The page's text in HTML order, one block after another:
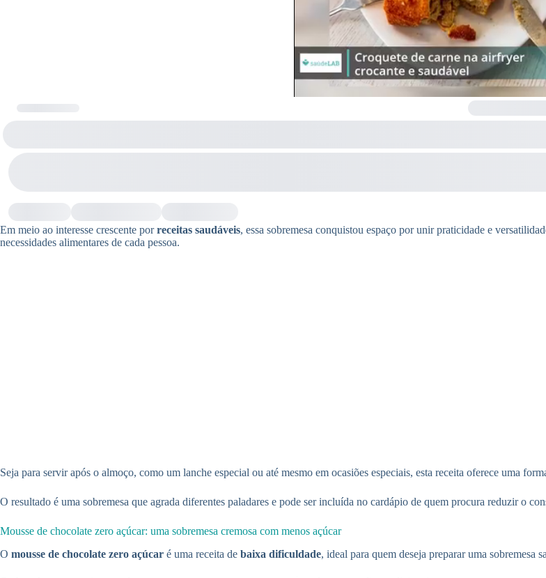
Em meio ao interesse crescente porreceitas saudáveis, essa sobremesa conquistou espaço por unir praticidade e
necessidades alimentares de cada pessoa.
Seja para servir após o almoço, como um lanche especial ou até mesmo em ocasiões especiais, esta receita oferece uma
O resultado é uma sobremesa que agrada diferentes paladares e pode ser incluída no cardápio de quem procura reduzir o
Mousse de chocolate zero açúcar: uma sobremesa cremosa com menos açúcar
O mousse de chocolate zero açúcar é uma receita de baixa dificuldade, ideal para quem deseja preparar uma sobremesa